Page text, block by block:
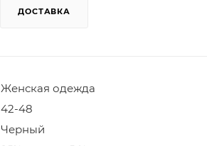
ДОСТАВКА
Женская одежда
42-48
Черный